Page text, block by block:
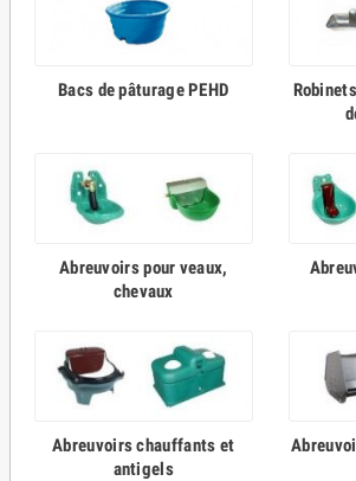
Bacs de pâturage PEHD
Abreuvoirs pour veaux,
chevaux
Abreuvoirs chauffants et
antigels